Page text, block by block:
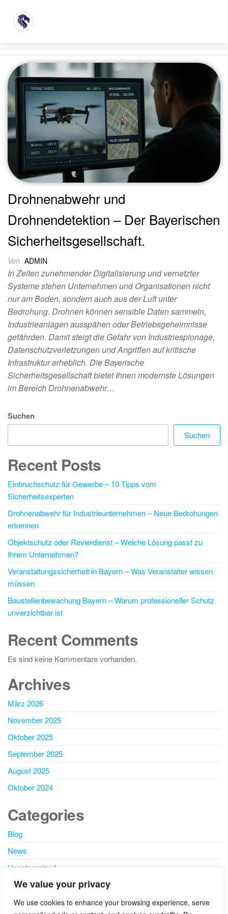
We value your privacy
We use cookies to enhance your browsing experience, serve
Schlagwort:
Erkennung
Drohnenabwehr und
Drohnendetektion – Der Bayerischen
Sicherheitsgesellschaft.
Von ADMIN
In Zeiten zunehmender Digitalisierung und vernetzter
Systeme stehen Unternehmen und Organisationen nicht
nur am Boden, sondern auch aus der Luft unter
Bedrohung. Drohnen können sensible Daten sammeln,
Industrieanlagen ausspähen oder Betriebsgeheimnisse
gefährden. Damit steigt die Gefahr von Industriespionage,
Datenschutzverletzungen und Angriffen auf kritische
Infrastruktur erheblich. Die Bayerische
Sicherheitsgesellschaft bietet Ihnen modernste Lösungen
im Bereich Drohnenabwehr…
Suchen
Suchen
Recent Posts
Einbruchschutz für Gewerbe – 10 Tipps vom
Sicherheitsexperten
Drohnenabwehr für Industrieunternehmen – Neue Bedrohungen
erkennen
Objektschutz oder Revierdienst – Welche Lösung passt zu
Ihrem Unternehmen?
Veranstaltungssicherheit in Bayern – Was Veranstalter wissen
müssen
Baustellenbewachung Bayern – Warum professioneller Schutz
unverzichtbar ist
Recent Comments
Es sind keine Kommentare vorhanden.
Archives
März 2026
November 2025
Oktober 2025
September 2025
August 2025
Oktober 2024
Categories
Blog
News
Uncategorized
SEARCH